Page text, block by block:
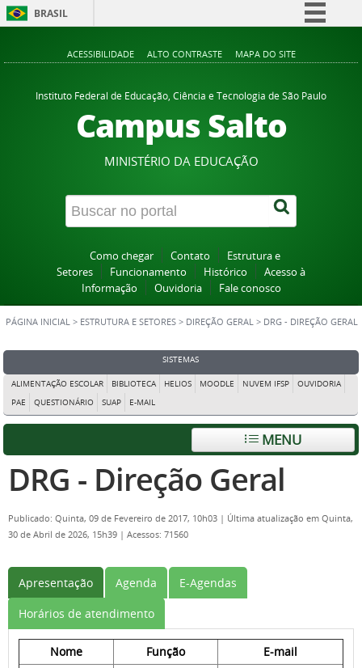
BRASIL
Comunica BR
Participe
Acesso à informação
Canais
ACESSIBILIDADE ALTO CONTRASTE MAPA DO SITE
Instituto Federal de Educação, Ciência e Tecnologia de São Paulo
Campus Salto
MINISTÉRIO DA EDUCAÇÃO
Como chegar Contato
Estrutura e
Setores
Funcionamento Histórico
Acesso à
Informação
Ouvidoria Fale conosco
PÁGINA INICIAL > ESTRUTURA E SETORES > DIREÇÃO GERAL > DRG - DIREÇÃO GERAL
SISTEMAS
ALIMENTAÇÃO ESCOLAR BIBLIOTECA HELIOS MOODLE NUVEM IFSP
OUVIDORIA
PAE
QUESTIONÁRIO SUAP E-MAIL
MENU
DRG - Direção Geral
Publicado: Quinta, 09 de Fevereiro de 2017, 10h03 | Última atualização em Quinta,
30 de Abril de 2026, 15h39 | Acessos: 71560
Apresentação Agenda
E-Agendas
Horários de atendimento
Nome Função
E-mail